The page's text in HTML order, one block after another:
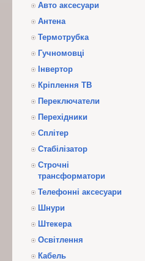
Авто аксесуари
Антена
Термотрубка
Гучномовці
Інвертор
Кріплення ТВ
Переключатели
Перехідники
Сплітер
Стабілізатор
Строчні
трансформатори
Телефонні аксесуари
Шнури
Штекера
Освітлення
Кабель